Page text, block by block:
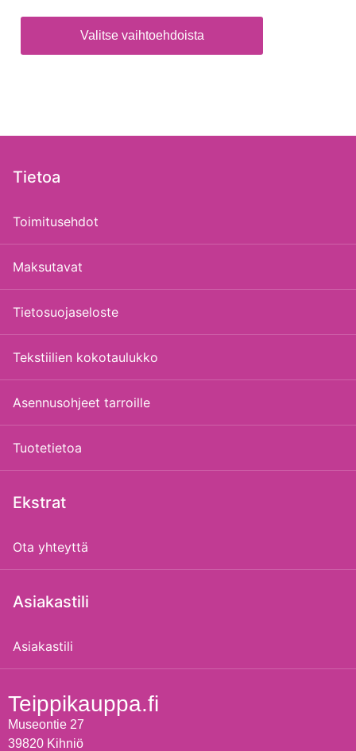
Valitse vaihtoehdoista
Tietoa
Toimitusehdot
Maksutavat
Tietosuojaseloste
Tekstiilien kokotaulukko
Asennusohjeet tarroille
Tuotetietoa
Ekstrat
Ota yhteyttä
Asiakastili
Asiakastili
Teippikauppa.fi
Museontie 27
39820 Kihniö